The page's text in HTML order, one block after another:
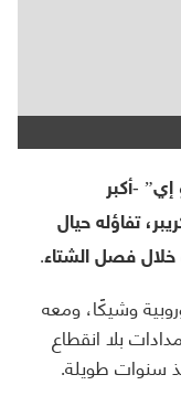
إي” -أكبر
تفاؤله حيال
خلال فصل الشتاء.
وشيكًا، ومعه
بلا انقطاع
سنوات طويلة.